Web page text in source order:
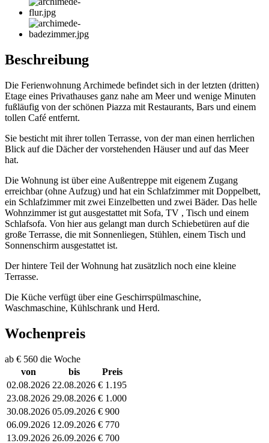
Beschreibung
Die Ferienwohnung Archimede befindet sich in der letzten (dritten)
Etage eines Privathauses ganz nahe am Meer und wenige Minuten
fußläufig von der schönen Piazza mit Restaurants, Bars und einem
tollen Café entfernt.
Sie besticht mit ihrer tollen Terrasse, von der man einen herrlichen
Blick auf die Dächer der vorstehenden Häuser und auf das Meer
hat.
Die Wohnung ist über eine Außentreppe mit eigenem Zugang
erreichbar (ohne Aufzug) und hat ein Schlafzimmer mit Doppelbett,
ein Schlafzimmer mit zwei Einzelbetten und zwei Bäder. Das helle
Wohnzimmer ist gut ausgestattet mit Sofa, TV , Tisch und einem
Schlafsofa. Von hier aus gelangt man durch Schiebetüren auf die
große Terrasse, die mit Sonnenliegen, Stühlen, einem Tisch und
Sonnenschirm ausgestattet ist.
Der hintere Teil der Wohnung hat zusätzlich noch eine kleine
Terrasse.
Die Küche verfügt über eine Geschirrspülmaschine,
Waschmaschine, Kühlschrank und Herd.
Wochenpreis
ab € 560 die Woche
von
bis
Preis
02.08.2026 22.08.2026 € 1.195
23.08.2026 29.08.2026 € 1.000
30.08.2026 05.09.2026 € 900
06.09.2026 12.09.2026 € 770
13.09.2026 26.09.2026 € 700